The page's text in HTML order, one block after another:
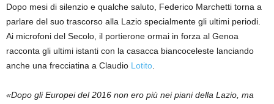
Dopo mesi di silenzio e qualche saluto, Federico Marchetti torna a
parlare del suo trascorso alla Lazio specialmente gli ultimi periodi.
Ai microfoni del Secolo, il portierone ormai in forza al Genoa
racconta gli ultimi istanti con la casacca biancoceleste lanciando
anche una frecciatina a Claudio Lotito.
«Dopo gli Europei del 2016 non ero più nei piani della Lazio, ma